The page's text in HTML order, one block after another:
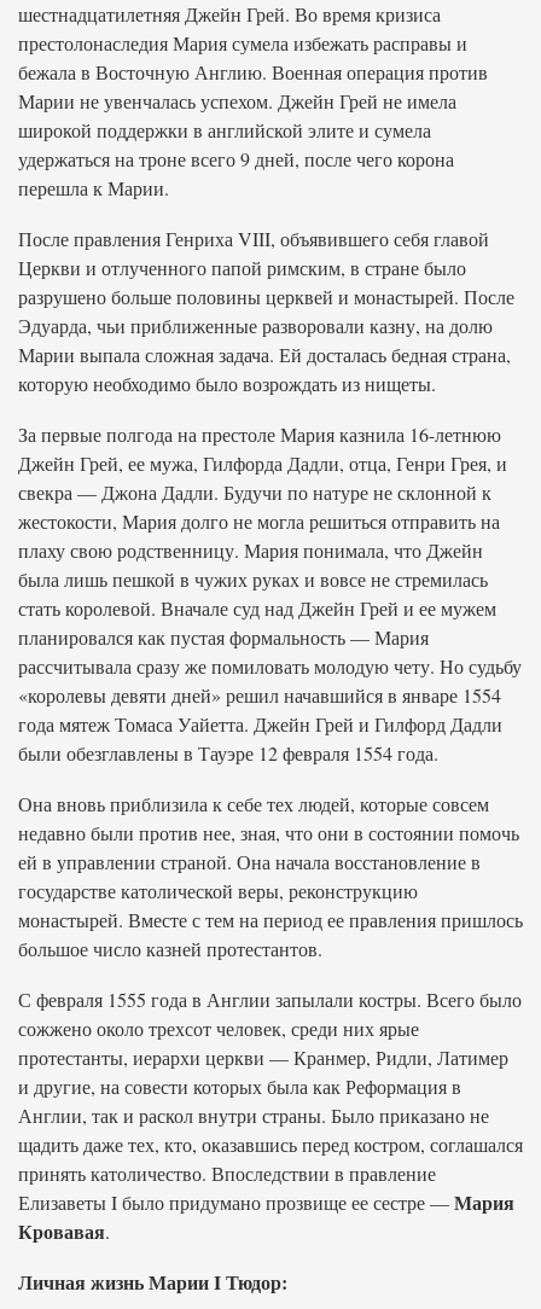
шестнадцатилетняя Джейн Грей. Во время кризиса
престолонаследия Мария сумела избежать расправы и
бежала в Восточную Англию. Военная операция против
Марии не увенчалась успехом. Джейн Грей не имела
широкой поддержки в английской элите и сумела
удержаться на троне всего 9 дней, после чего корона
перешла к Марии.
После правления Генриха VIII, объявившего себя главой
Церкви и отлученного папой римским, в стране было
разрушено больше половины церквей и монастырей. После
Эдуарда, чьи приближенные разворовали казну, на долю
Марии выпала сложная задача. Ей досталась бедная страна,
которую необходимо было возрождать из нищеты.
За первые полгода на престоле Мария казнила 16-летнюю
Джейн Грей, ее мужа, Гилфорда Дадли, отца, Генри Грея, и
свекра — Джона Дадли. Будучи по натуре не склонной к
жестокости, Мария долго не могла решиться отправить на
плаху свою родственницу. Мария понимала, что Джейн
была лишь пешкой в чужих руках и вовсе не стремилась
стать королевой. Вначале суд над Джейн Грей и ее мужем
планировался как пустая формальность — Мария
рассчитывала сразу же помиловать молодую чету. Но судьбу
«королевы девяти дней» решил начавшийся в январе 1554
года мятеж Томаса Уайетта. Джейн Грей и Гилфорд Дадли
были обезглавлены в Тауэре 12 февраля 1554 года.
Она вновь приблизила к себе тех людей, которые совсем
недавно были против нее, зная, что они в состоянии помочь
ей в управлении страной. Она начала восстановление в
государстве католической веры, реконструкцию
монастырей. Вместе с тем на период ее правления пришлось
большое число казней протестантов.
С февраля 1555 года в Англии запылали костры. Всего было
сожжено около трехсот человек, среди них ярые
протестанты, иерархи церкви — Кранмер, Ридли, Латимер
и другие, на совести которых была как Реформация в
Англии, так и раскол внутри страны. Было приказано не
щадить даже тех, кто, оказавшись перед костром, соглашался
принять католичество. Впоследствии в правление
Елизаветы I было придумано прозвище ее сестре —Мария
Кровавая.
Личная жизнь Марии I Тюдор: